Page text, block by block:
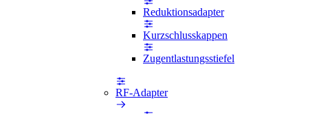
Reduktionsadapter
Kurzschlusskappen
Zugentlastungsstiefel
RF-Adapter